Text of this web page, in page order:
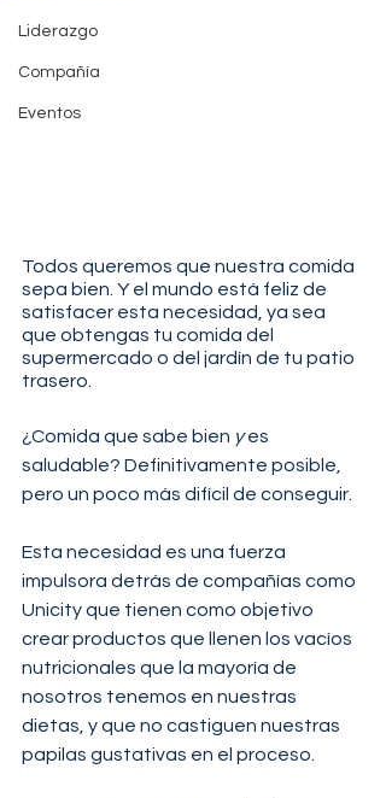
Liderazgo
Compañía
Eventos
Todos queremos que nuestra comida
sepa bien. Y el mundo está feliz de
satisfacer esta necesidad, ya sea
que obtengas tu comida del
supermercado o del jardín de tu patio
trasero.
¿Comida que sabe bien y es
saludable? Definitivamente posible,
pero un poco más difícil de conseguir.
Esta necesidad es una fuerza
impulsora detrás de compañías como
Unicity que tienen como objetivo
crear productos que llenen los vacíos
nutricionales que la mayoría de
nosotros tenemos en nuestras
dietas, y que no castiguen nuestras
papilas gustativas en el proceso.